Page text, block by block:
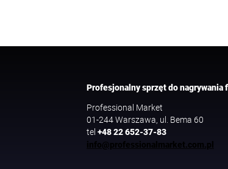
Profesjonalny sprzęt do
Professional Market
01-244 Warszawa, ul. Bema 60
tel +48 22 652-37-83
info@professionalmarket.com.pl